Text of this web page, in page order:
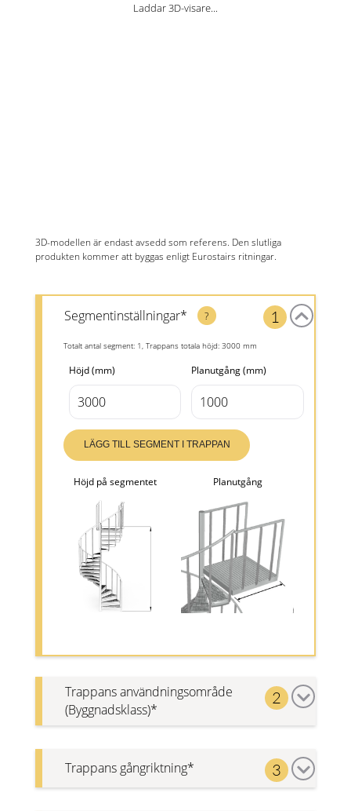
Laddar 3D-visare...
3D-modellen är endast avsedd som referens. Den slutliga
produkten kommer att byggas enligt Eurostairs ritningar.
Segmentinställningar* ? 1
Totalt antal segment: 1,Trappans totala höjd:3000 mm
Höjd(mm) Planutgång(mm)
LÄGG TILL SEGMENT I TRAPPAN
Höjd på segmentet Planutgång
Trappans användningsområde
(Byggnadsklass)*
2
Publik- eller
Trappans gångriktning* 3